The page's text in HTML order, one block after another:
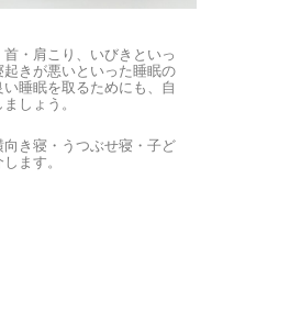
・肩こり、いびきといっ
きが悪いといった睡眠の
睡眠を取るためにも、自
しょう。
き寝・うつぶせ寝・子ど
ます。